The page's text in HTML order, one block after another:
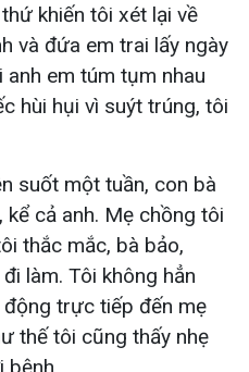
khiến tôi xét lại về
và đứa em trai lấy ngày
em túm tụm nhau
hùi hụi vì suýt trúng, tôi
suốt một tuần, con bà
cả anh. Mẹ chồng tôi
thắc mắc, bà bảo,
làm. Tôi không hẳn
động trực tiếp đến mẹ
thế tôi cũng thấy nhẹ